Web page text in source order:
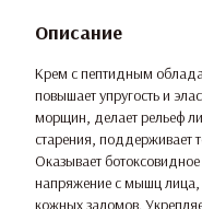
Описание
Крем с пептидным
повышает упругость и
морщин, делает рельеф
старения, поддерживает
Оказывает
напряжение с мышц лица,
кожных заломов.